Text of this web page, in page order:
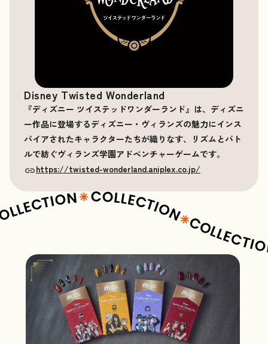
Disney Twisted Wonderland
『ディズニー ツイステッドワンダーランド』は、ディズニ
ー作品に登場するディズニー・ヴィランズの魅力にインス
パイアされたキャラクターたちが織りなす、リズムとバト
ルで紡ぐヴィランズ学園アドベンチャーゲームです。
https://twisted-wonderland.aniplex.co.jp/